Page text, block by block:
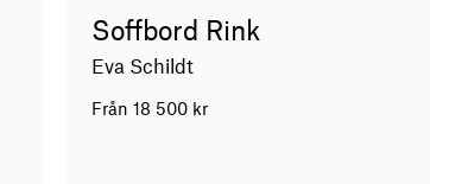
Soffbord Rink
Eva Schildt
Från 18 500 kr